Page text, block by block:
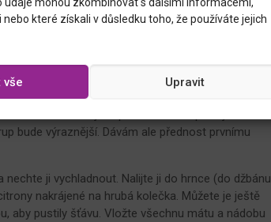
které získali v důsledku toho, že používáte jejich
vše Upravit
cukru
pod studenou vodou, listy oddělte od lodyh a
Jde o to, aby se co nejvíce vonné silice
se doporučuje vložit rozstříhanou mátu do
bude výraznější. Dávám ale přednost prvnímu
nechte ji vychladnout. Nalijte ji do hrnce (do džbánu
nakrájené na hrubá kolečka. Můžete je ještě
aby pustily šťávu. Vložte všechnu mátu a nádobu